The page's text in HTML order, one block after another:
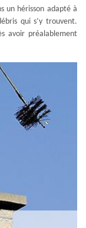
un hérisson adapté à
qui s’y trouvent.
avoir préalablement